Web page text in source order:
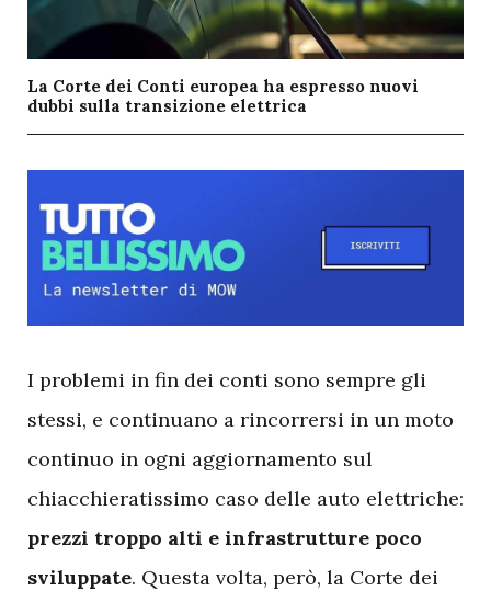
La Corte dei Conti europea ha espresso nuovi
dubbi sulla transizione elettrica
I problemi in fin dei conti sono sempre gli
stessi, e continuano a rincorrersi in un moto
continuo in ogni aggiornamento sul
chiacchieratissimo caso delle auto elettriche:
prezzi troppo alti e infrastrutture poco
sviluppate. Questa volta, però, la Corte dei